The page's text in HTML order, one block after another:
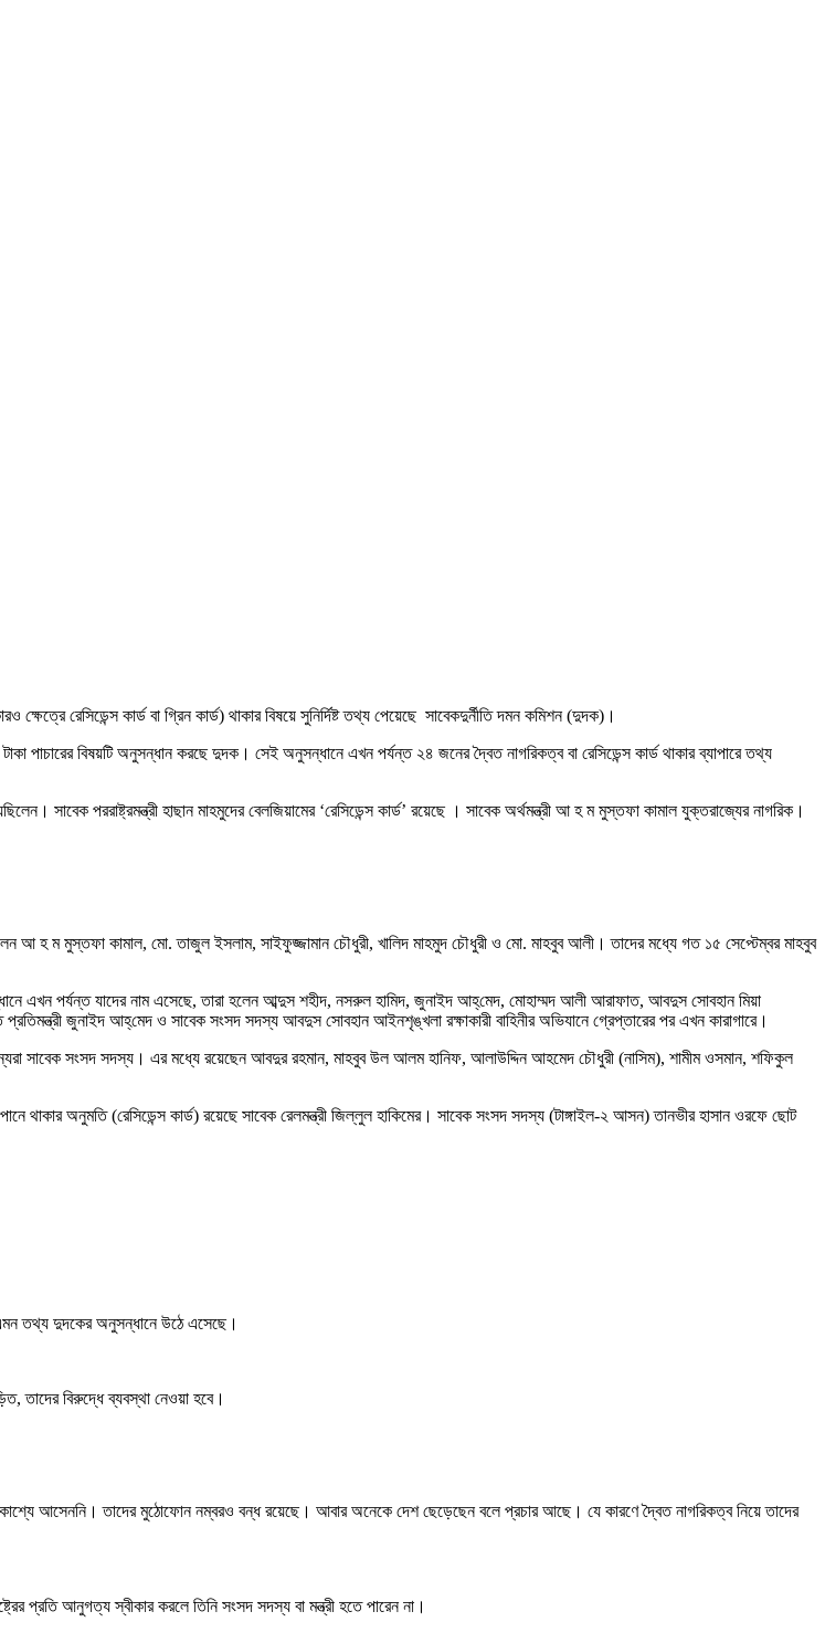
রেসিডেন্স কার্ড বা গ্রিন কার্ড) থাকার বিষয়ে সুনির্দিষ্ট তথ্য পেয়েছে সাবেকদুর্নীতি দমন কমিশন (দুদক)।
বিষয়টি অনুসন্ধান করছে দুদক। সেই অনুসন্ধানে এখন পর্যন্ত ২৪ জনের দ্বৈত নাগরিকত্ব বা রেসিডেন্স কার্ড থাকার ব্যাপারে তথ্য
সাবেক পররাষ্ট্রমন্ত্রী হাছান মাহমুদের বেলজিয়ামের ‘রেসিডেন্স কার্ড’ রয়েছে । সাবেক অর্থমন্ত্রী আ হ ম মুস্তফা কামাল যুক্তরাজ্যের নাগরিক।
আ হ ম মুস্তফা কামাল, মো. তাজুল ইসলাম, সাইফুজ্জামান চৌধুরী, খালিদ মাহমুদ চৌধুরী ও মো. মাহবুব আলী। তাদের মধ্যে গত ১৫ সেপ্টেম্বর মাহবুব
এখন পর্যন্ত যাদের নাম এসেছে, তারা হলেন আব্দুস শহীদ, নসরুল হামিদ, জুনাইদ আহ্‌মেদ, মোহাম্মদ আলী আরাফাত, আবদুস সোবহান মিয়া
জুনাইদ আহ্‌মেদ ও সাবেক সংসদ সদস্য আবদুস সোবহান আইনশৃঙ্খলা রক্ষাকারী বাহিনীর অভিযানে গ্রেপ্তারের পর এখন কারাগারে।
সাবেক সংসদ সদস্য। এর মধ্যে রয়েছেন আবদুর রহমান, মাহবুব উল আলম হানিফ, আলাউদ্দিন আহমেদ চৌধুরী (নাসিম), শামীম ওসমান, শফিকুল
থাকার অনুমতি (রেসিডেন্স কার্ড) রয়েছে সাবেক রেলমন্ত্রী জিল্লুল হাকিমের। সাবেক সংসদ সদস্য (টাঙ্গাইল-২ আসন) তানভীর হাসান ওরফে ছোট
তথ্য দুদকের অনুসন্ধানে উঠে এসেছে।
তাদের বিরুদ্ধে ব্যবস্থা নেওয়া হবে।
আসেননি। তাদের মুঠোফোন নম্বরও বন্ধ রয়েছে। আবার অনেকে দেশ ছেড়েছেন বলে প্রচার আছে। যে কারণে দ্বৈত নাগরিকত্ব নিয়ে তাদের
প্রতি আনুগত্য স্বীকার করলে তিনি সংসদ সদস্য বা মন্ত্রী হতে পারেন না।